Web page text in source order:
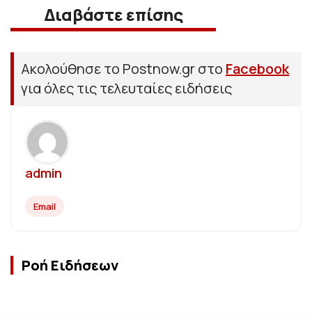
Διαβάστε επίσης
Ακολούθησε το Postnow.gr στο Facebook
για όλες τις τελευταίες ειδήσεις
admin
Email
Ροή Ειδήσεων